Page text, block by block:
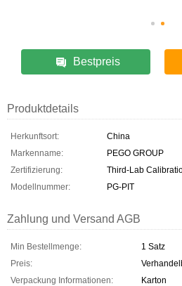
Bestpreis
Produktdetails
Herkunftsort:
China
Markenname:
PEGO GROUP
Zertifizierung:
Third-Lab
Modellnummer:
PG-PIT
Zahlung und Versand AGB
Min Bestellmenge:
1 Satz
Preis:
Verpackung Informationen:
Karton